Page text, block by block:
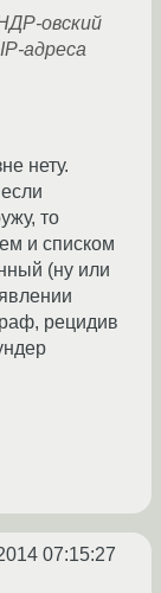
овский
адреса
нету.
то
и списком
(ну или
рецидив
07:15:27